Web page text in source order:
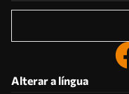
Alterar a língua